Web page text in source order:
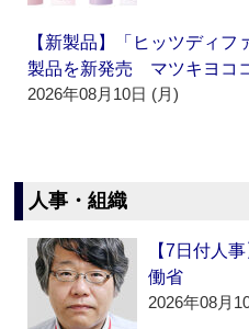
【新製品】「ヒッツディ
製品を新発売 マツキヨコ
2026年08月10日 (月)
人事・組織
【7日付人
働省
2026年08月